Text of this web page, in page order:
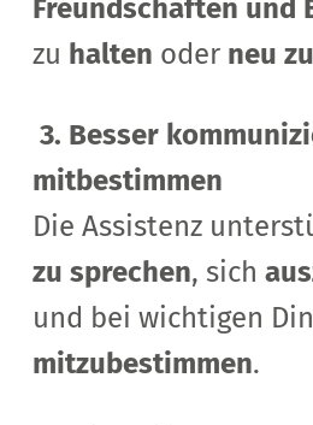
Freundschaften und
zu halten oder neu
3. Besser
mitbestimmen
Die Assistenz
zu sprechen, sich
und bei wichtigen
mitzubestimmen.